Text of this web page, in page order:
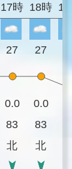
17時 18時
27 27
0.0 0.0
83 83
北 北